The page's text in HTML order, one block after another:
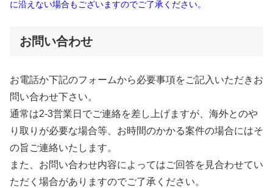
に沿えない場合もございますのでご了承ください。
お問い合わせ
お電話か下記のフォームから必要事項をご記入いただきお
問い合わせ下さい。
通常は2-3営業日でご連絡を差し上げますが、海外とのや
り取りが必要な場合等、お時間のかかる案件の場合にはそ
の旨ご連絡いたします。
また、お問い合わせ内容によってはご回答を見合わせてい
ただく場合がありますのでご了承ください。